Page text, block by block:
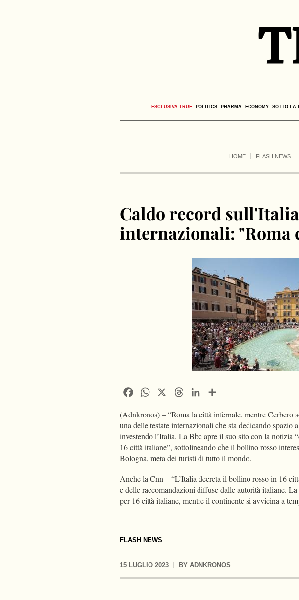
ESCLUSIVA TRUE POLITICS PHARMA ECONOMY SOTTO LA
HOME FLASH NEWS
FLASH NEWS
Caldo record
internazionali: "Roma
15 LUGLIO 2023 BY ADNKRONOS
FacebookWhatsApp ThreadsLinkedIn
(Adnkronos) – “Roma la città infernale, mentre Cerbero
una delle testate internazionali che sta dedicando spazio
investendo l’Italia. La Bbc apre il suo sito con la notizia
16 città italiane”, sottolineando che il bollino rosso
Bologna, meta dei turisti di tutto il mondo.
Anche la Cnn – “L’Italia decreta il bollino rosso in 16
e delle raccomandazioni diffuse dalle autorità italiane.
per 16 città italiane, mentre il continente si avvicina a